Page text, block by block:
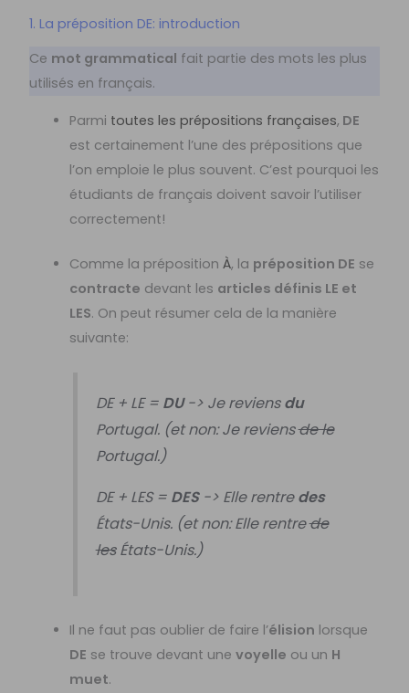
1. La préposition DE: introduction
Ce mot grammatical fait partie des mots les plus
utilisés en français.
Parmi toutes les prépositions françaises, DE
est certainement l’une des prépositions que
l’on emploie le plus souvent. C’est pourquoi les
étudiants de français doivent savoir l’utiliser
correctement!
Comme la préposition À, la préposition DE se
contracte devant les articles définis LE et
LES. On peut résumer cela de la manière
suivante:
DE + LE = DU-> Je reviensdu
Portugal. (et non: Je reviensde le
Portugal.)
DE + LES = DES -> Elle rentredes
États-Unis. (et non: Elle rentrede
lesÉtats-Unis.)
Il ne faut pas oublier de faire l’élision lorsque
DE se trouve devant une voyelle ou un H
muet.